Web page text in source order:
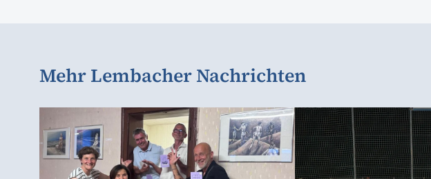
Mehr Lembacher Nachrichten